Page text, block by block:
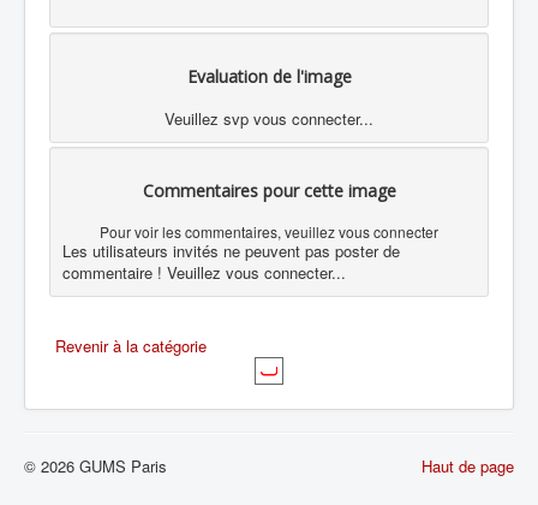
Evaluation de l'image
Veuillez svp vous connecter...
Commentaires pour cette image
Pour voir les commentaires, veuillez vous connecter
Les utilisateurs invités ne peuvent pas poster de
commentaire ! Veuillez vous connecter...
Revenir à la catégorie
Haut de page
© 2026 GUMS Paris